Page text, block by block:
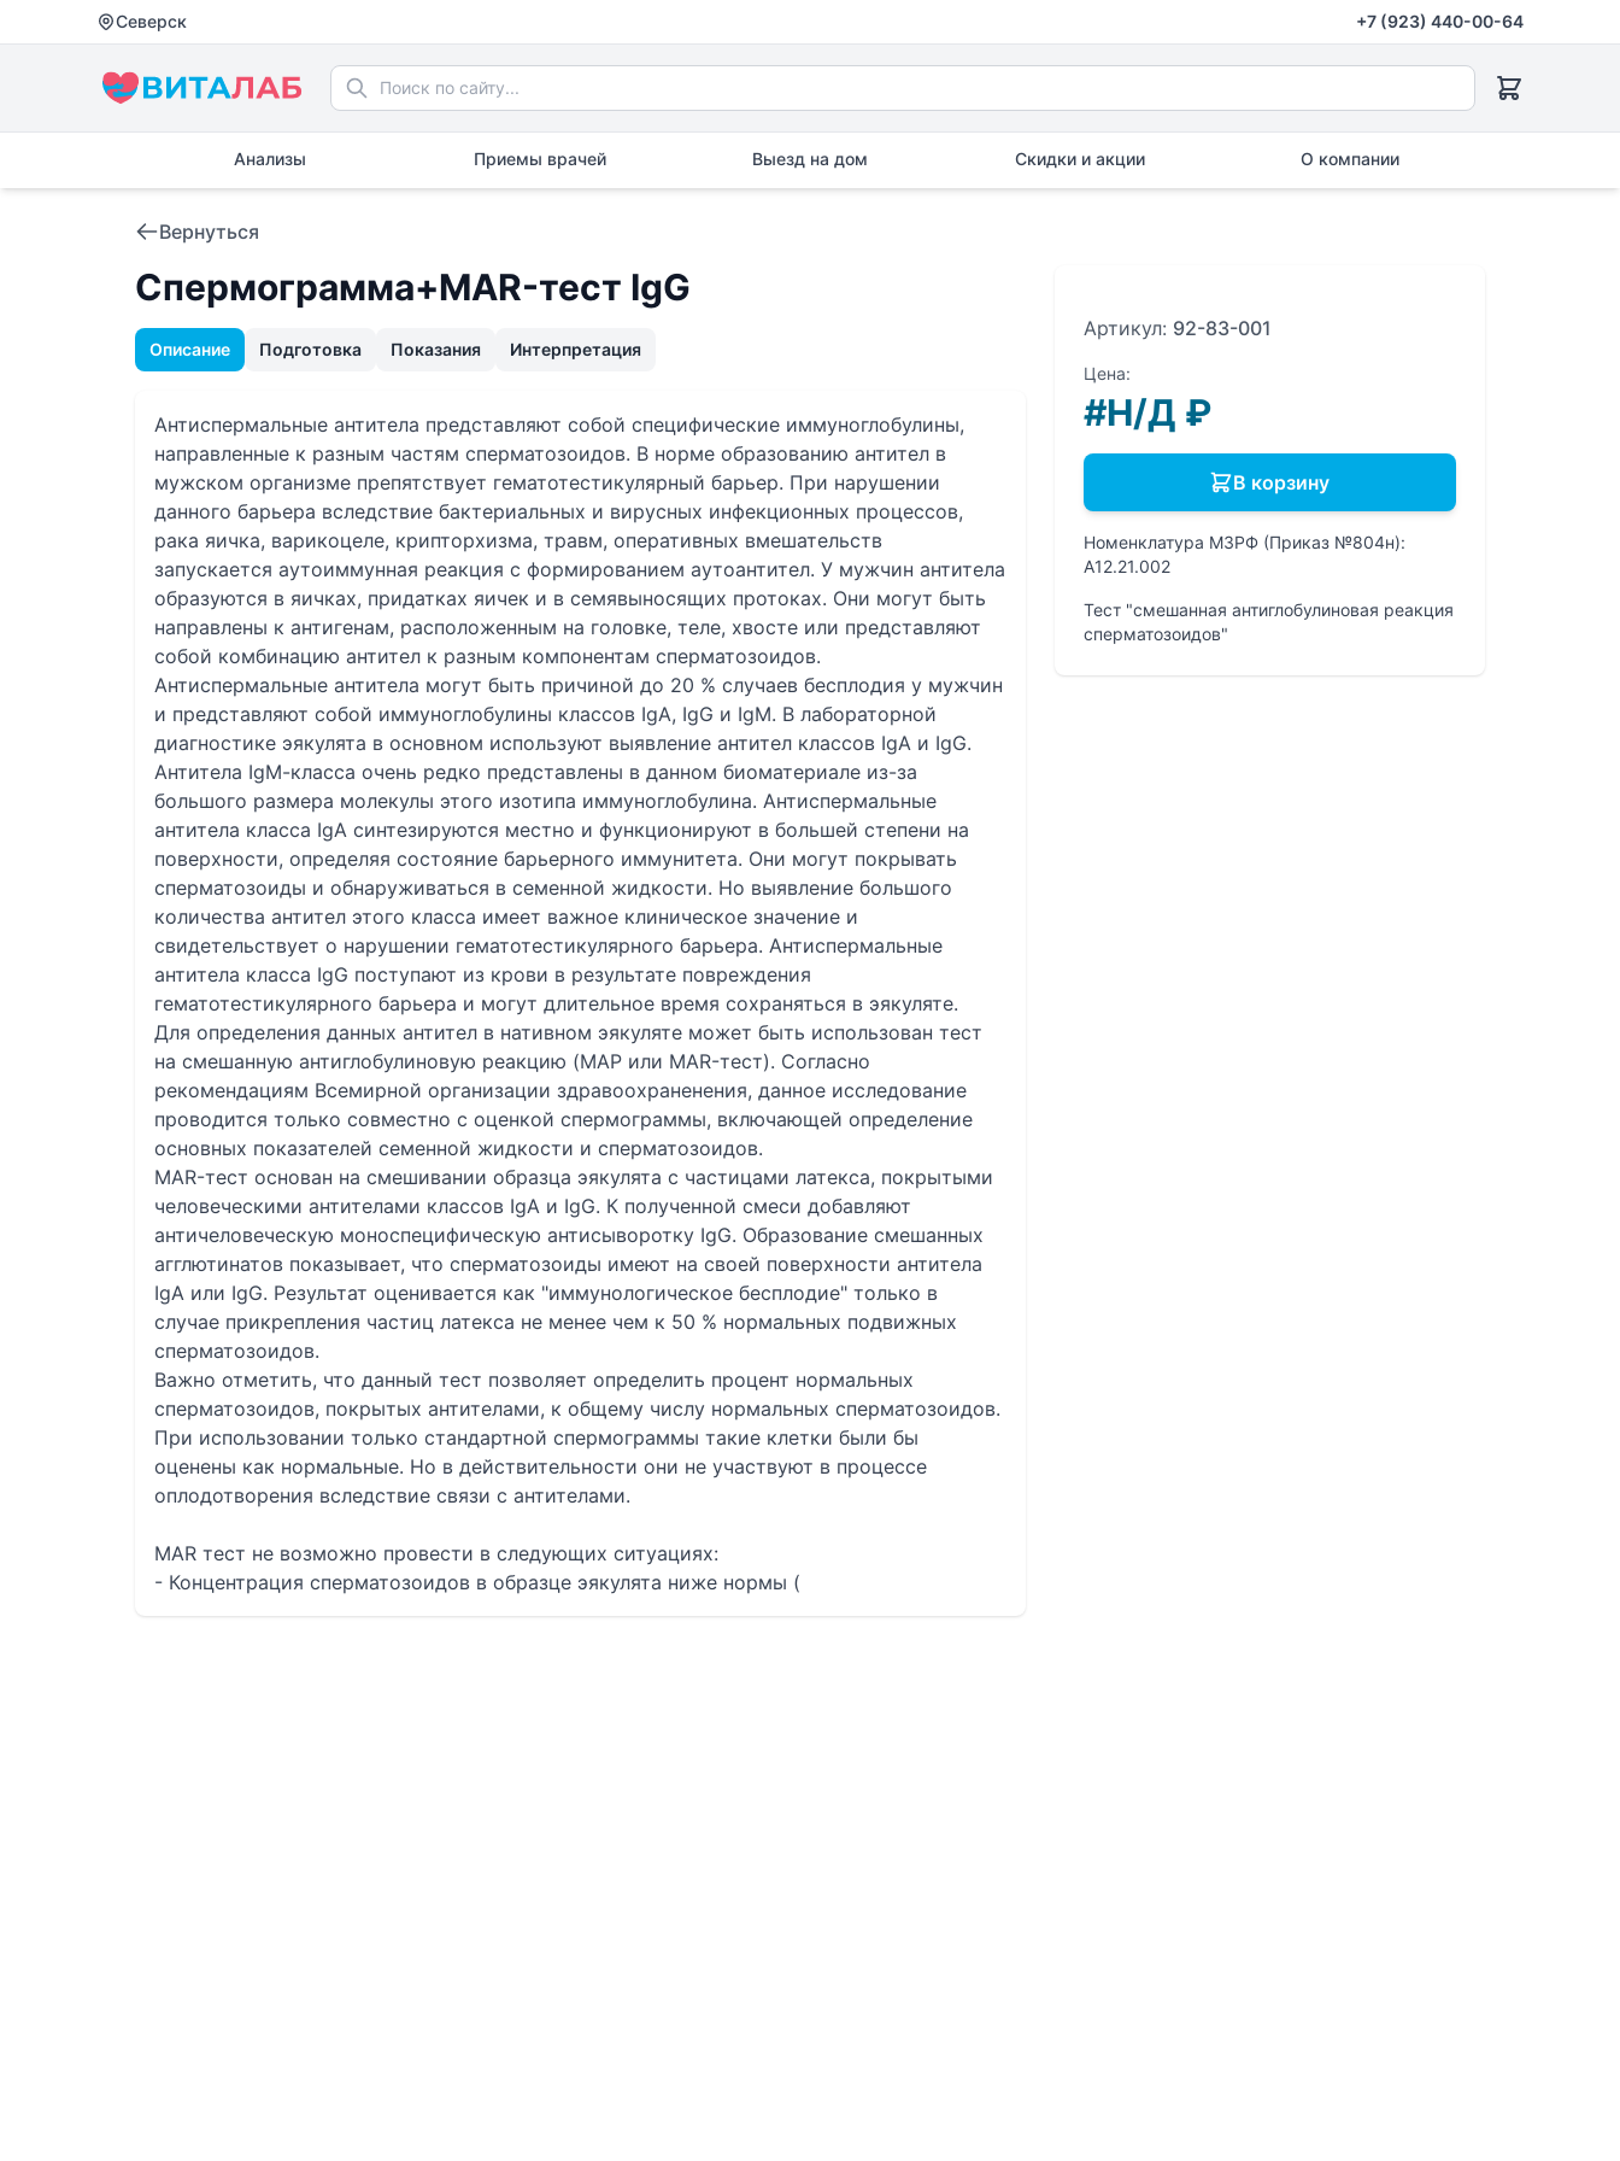
Северск +7 (923) 440-00-64
Анализы Приемы врачей Выезд на дом Скидки и акции О компании
Вернуться
Спермограмма+MAR-тест IgG
Описание Подготовка Показания Интерпретация
Антиспермальные антитела представляют собой специфические иммуноглобулины,
направленные к разным частям сперматозоидов. В норме образованию антител в
мужском организме препятствует гематотестикулярный барьер. При нарушении
данного барьера вследствие бактериальных и вирусных инфекционных процессов,
рака яичка, варикоцеле, крипторхизма, травм, оперативных вмешательств
запускается аутоиммунная реакция с формированием аутоантител. У мужчин антитела
образуются в яичках, придатках яичек и в семявыносящих протоках. Они могут быть
направлены к антигенам, расположенным на головке, теле, хвосте или представляют
собой комбинацию антител к разным компонентам сперматозоидов.
Антиспермальные антитела могут быть причиной до 20 % случаев бесплодия у мужчин
и представляют собой иммуноглобулины классов IgA, IgG и IgМ. В лабораторной
диагностике эякулята в основном используют выявление антител классов IgA и IgG.
Антитела IgМ-класса очень редко представлены в данном биоматериале из-за
большого размера молекулы этого изотипа иммуноглобулина. Антиспермальные
антитела класса IgA синтезируются местно и функционируют в большей степени на
поверхности, определяя состояние барьерного иммунитета. Они могут покрывать
сперматозоиды и обнаруживаться в семенной жидкости. Но выявление большого
количества антител этого класса имеет важное клиническое значение и
свидетельствует о нарушении гематотестикулярного барьера. Антиспермальные
антитела класса IgG поступают из крови в результате повреждения
гематотестикулярного барьера и могут длительное время сохраняться в эякуляте.
Для определения данных антител в нативном эякуляте может быть использован тест
на смешанную антиглобулиновую реакцию (MAР или MAR-тест). Согласно
рекомендациям Всемирной организации здравоохраненения, данное исследование
проводится только совместно с оценкой спермограммы, включающей определение
основных показателей семенной жидкости и сперматозоидов.
MAR-тест основан на смешивании образца эякулята с частицами латекса, покрытыми
человеческими антителами классов IgA и IgG. К полученной смеси добавляют
античеловеческую моноспецифическую антисыворотку IgG. Образование смешанных
агглютинатов показывает, что сперматозоиды имеют на своей поверхности антитела
IgA или IgG. Результат оценивается как "иммунологическое бесплодие" только в
случае прикрепления частиц латекса не менее чем к 50 % нормальных подвижных
сперматозоидов.
Важно отметить, что данный тест позволяет определить процент нормальных
сперматозоидов, покрытых антителами, к общему числу нормальных сперматозоидов.
При использовании только стандартной спермограммы такие клетки были бы
оценены как нормальные. Но в действительности они не участвуют в процессе
оплодотворения вследствие связи с антителами.
MAR тест не возможно провести в следующих ситуациях:
- Концентрация сперматозоидов в образце эякулята ниже нормы (
Артикул: 92-83-001
Цена:
#Н/Д ₽
В корзину
Номенклатура МЗРФ (Приказ №804н):
A12.21.002
Тест "смешанная антиглобулиновая реакция
сперматозоидов"